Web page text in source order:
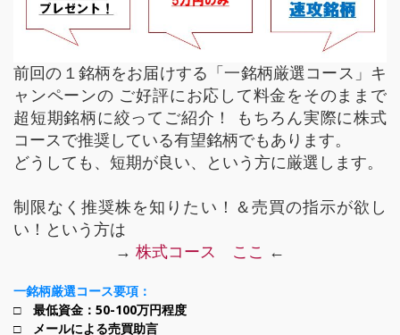
前回の１銘柄をお届けする「一銘柄厳選コース」キ
ャンペーンの ご好評にお応して料金をそのままで
超短期銘柄に絞ってご紹介！ もちろん実際に株式
コースで推奨している有望銘柄でもあります。
どうしても、短期が良い、という方に厳選します。
制限なく推奨株を知りたい！＆売買の指示が欲し
い！という方は
→ 株式コース ここ ←
一銘柄厳選コース要項：
□ 最低資金：50-100万円程度
□ メールによる売買助言